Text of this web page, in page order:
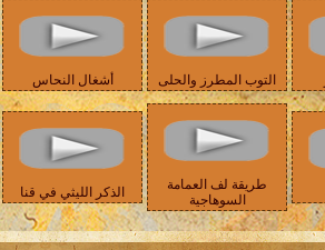
التوب المطرز والحلى أشغال النحاس
طريقة لف العمامة
السوهاجية
الذكر الليثي في قنا